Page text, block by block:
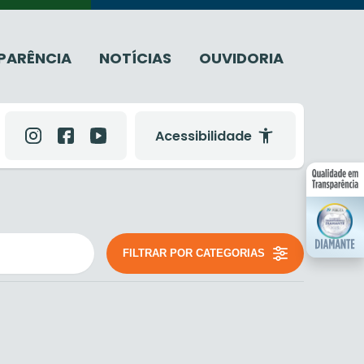
NOTÍCIAS OUVIDORIA
Acessibilidade
FILTRAR POR CATEGORIAS